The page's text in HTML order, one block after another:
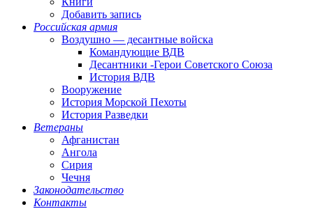
Добавить запись
Российская армия
Воздушно — десантные войска
Командующие ВДВ
Десантники -Герои Советского Союза
История ВДВ
Вооружение
История Морской Пехоты
История Разведки
Ветераны
Афганистан
Ангола
Сирия
Чечня
Законодательство
Контакты